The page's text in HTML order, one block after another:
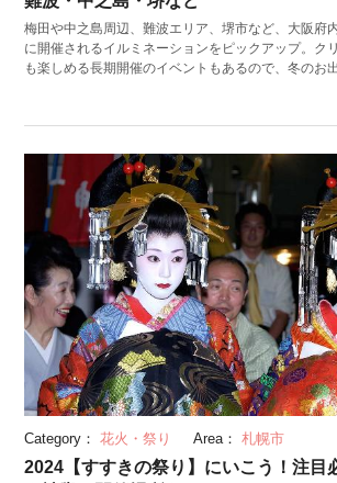
梅田や中之島周辺、難波エリア、堺市など、大阪府
に開催されるイルミネーションをピックアップ。ク
も楽しめる長期開催のイベントもあるので、冬のお
Category： 花火・祭り Area： 札幌市
2024【すすきの祭り】にいこう！注目